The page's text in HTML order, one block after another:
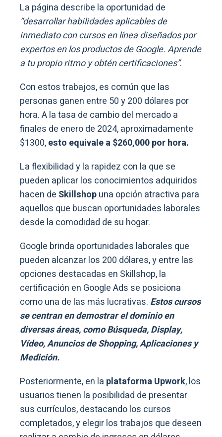
La página describe la oportunidad de
“desarrollar habilidades aplicables de
inmediato con cursos en línea diseñados por
expertos en los productos de Google. Aprende
a tu propio ritmo y obtén certificaciones”.
Con estos trabajos, es común que las
personas ganen entre 50 y 200 dólares por
hora. A la tasa de cambio del mercado a
finales de enero de 2024, aproximadamente
$1300,esto equivale a $260,000 por hora.
La flexibilidad y la rapidez con la que se
pueden aplicar los conocimientos adquiridos
hacen de Skillshopuna opción atractiva para
aquellos que buscan oportunidades laborales
desde la comodidad de su hogar.
Google brinda oportunidades laborales que
pueden alcanzar los 200 dólares, y entre las
opciones destacadas en Skillshop, la
certificación en Google Ads se posiciona
como una de las más lucrativas. Estos cursos
se centran en demostrar el dominio en
diversas áreas, como Búsqueda, Display,
Vídeo, Anuncios de Shopping, Aplicaciones y
Medición.
Posteriormente, en la plataforma Upwork, los
usuarios tienen la posibilidad de presentar
sus currículos, destacando los cursos
completados, y elegir los trabajos que deseen